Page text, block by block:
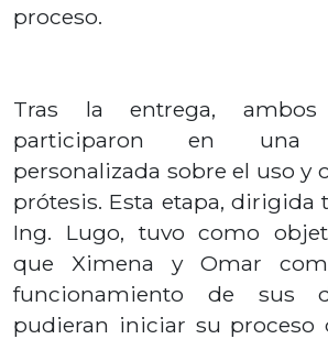
proceso.
Tras la entrega, ambos
participaron en una
personalizada sobre el uso y
prótesis. Esta etapa, dirigida
Ing. Lugo, tuvo como
que Ximena y Omar
funcionamiento de sus
pudieran iniciar su proceso